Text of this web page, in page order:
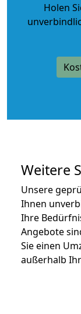
Holen
Weitere
Unsere
Ihnen
Ihre
Angebote
Sie einen
außerhalb